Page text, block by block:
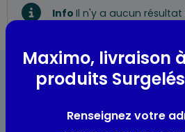
InfoIl n'y a aucun
Maximo, livraison
produits
Renseignez votre